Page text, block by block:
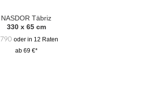
NASDOR Täbriz
330 x 65 cm
790 oder in 12 Raten
ab 69 €*